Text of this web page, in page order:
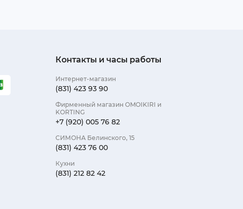
Контакты и часы работы
Интернет-магазин
(831) 423 93 90
Фирменный магазин OMOIKIRI и
KORTING
+7 (920) 005 76 82
СИМОНА Белинского, 15
(831) 423 76 00
Кухни
(831) 212 82 42